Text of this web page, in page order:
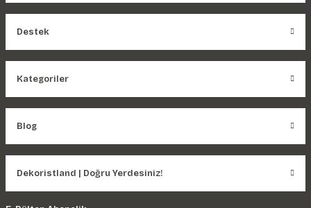
Destek
Kategoriler
Blog
Dekoristland | Doğru Yerdesiniz!